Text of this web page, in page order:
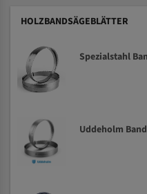
HOLZBANDSÄGEBLÄTTER
Spezialstahl
Uddeholm